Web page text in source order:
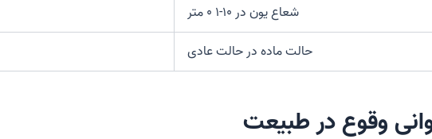
شعاع یون در ۱۰-۱ ۰ متر
حالت ماده در حالت عادی
وقوع در طبیعت